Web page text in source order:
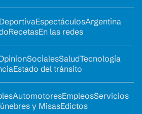
EspectáculosArgentina
RecetasEn las redes
SocialesSaludTecnología
Estado del tránsito
AutomotoresEmpleosServicios
y MisasEdictos